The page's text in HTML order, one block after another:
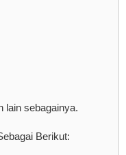
lain sebagainya.
Berikut: